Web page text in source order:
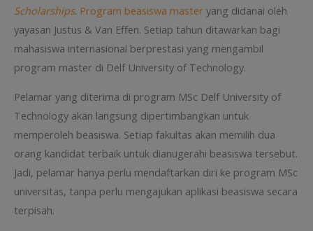
Scholarships. Program beasiswa master yang didanai oleh
yayasan Justus & Van Effen. Setiap tahun ditawarkan bagi
mahasiswa internasional berprestasi yang mengambil
program master di Delf University of Technology.
Pelamar yang diterima di program MSc Delf University of
Technology akan langsung dipertimbangkan untuk
memperoleh beasiswa. Setiap fakultas akan memilih dua
orang kandidat terbaik untuk dianugerahi beasiswa tersebut.
Jadi, pelamar hanya perlu mendaftarkan diri ke program MSc
universitas, tanpa perlu mengajukan aplikasi beasiswa secara
terpisah.